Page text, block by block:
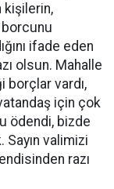
kişilerin,
ifade eden
olsun. Mahalle
borçlar vardı,
için çok
ödendi, bizde
Sayın valimizi
razı